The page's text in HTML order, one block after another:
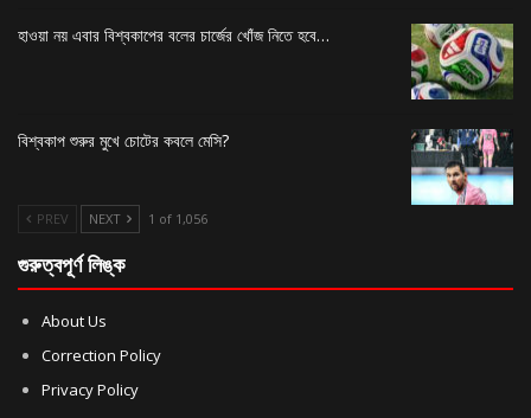
হাওয়া নয় এবার বিশ্বকাপের বলের চার্জের খোঁজ নিতে হবে…
বিশ্বকাপ শুরুর মুখে চোটের কবলে মেসি?
PREV NEXT 1 of 1,056
গুরুত্বপূর্ণ লিঙ্ক
About Us
Correction Policy
Privacy Policy